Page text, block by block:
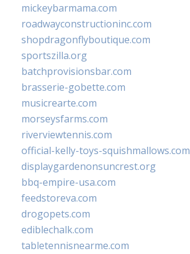
mickeybarmama.com
roadwayconstructioninc.com
shopdragonflyboutique.com
sportszilla.org
batchprovisionsbar.com
brasserie-gobette.com
musicrearte.com
morseysfarms.com
riverviewtennis.com
official-kelly-toys-squishmallows.com
displaygardenonsuncrest.org
bbq-empire-usa.com
feedstoreva.com
drogopets.com
ediblechalk.com
tabletennisnearme.com